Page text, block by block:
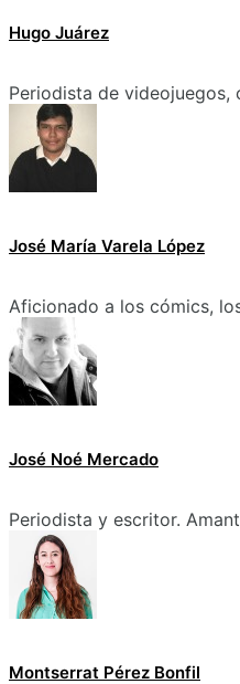
Hugo Juárez
Periodista de
José María Varela López
Aficionado a los cómics,
José Noé Mercado
Periodista y escritor.
Montserrat Pérez Bonfil